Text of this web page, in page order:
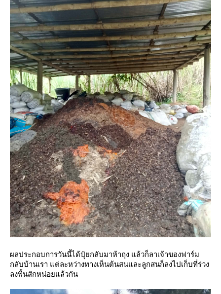
ผลประกอบการวันนี้ได้ปุ๋ยกลับมาห้าถุง แล้วก็ลาเจ้าของฟาร์ม
กลับบ้านเรา แต่ละหว่างทางเห็นต้นสนและลูกสนก็ลงไปเก็บที่ร่วง
ลงพื้นสักหน่อยแล้วกัน